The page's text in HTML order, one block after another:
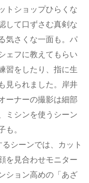
トショップひらくな
して口ずさむ真剣な
気さくな一面も。パ
ェフに教えてもらい
習をしたり、指に生
見られました。岸井
ーナーの撮影は細部
ミシンを使うシーン
。
シーンでは、カット
を見合わせモニター
ション高めの「あざ